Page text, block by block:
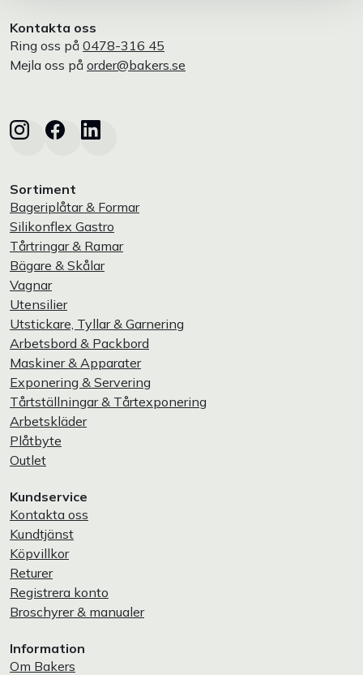
Kontakta oss
Ring oss på 0478-316 45
Mejla oss på order@bakers.se
Sortiment
Bageriplåtar & Formar
Silikonflex Gastro
Tårtringar & Ramar
Bägare & Skålar
Vagnar
Utensilier
Utstickare, Tyllar & Garnering
Arbetsbord & Packbord
Maskiner & Apparater
Exponering & Servering
Tårtställningar & Tårtexponering
Arbetskläder
Plåtbyte
Outlet
Kundservice
Kontakta oss
Kundtjänst
Köpvillkor
Returer
Registrera konto
Broschyrer & manualer
Information
Om Bakers